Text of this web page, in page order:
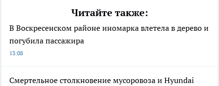
Читайте также:
В Воскресенском районе иномарка влетела в дерево и
погубила пассажира
13:08
Смертельное столкновение мусоровоза и Hyundai